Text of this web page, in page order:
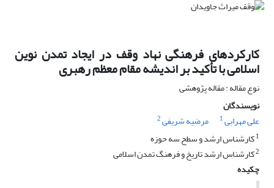
کارکردهای فرهنگی نهاد وقف در ایجاد تمدن نوین
اسلامی با تأکید بر اندیشه مقام معظم رهبری
نوع مقاله : مقاله پژوهشی
نویسندگان
علی مهرابی1 مرضیه شریفی2
1کارشناس ارشد و سطح سه حوزه
2کارشناس ارشد تاریخ و فرهنگ تمدن اسلامی
چکیده